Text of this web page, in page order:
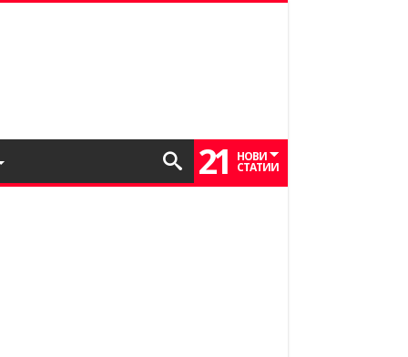
21 НОВИ
СТАТИИ